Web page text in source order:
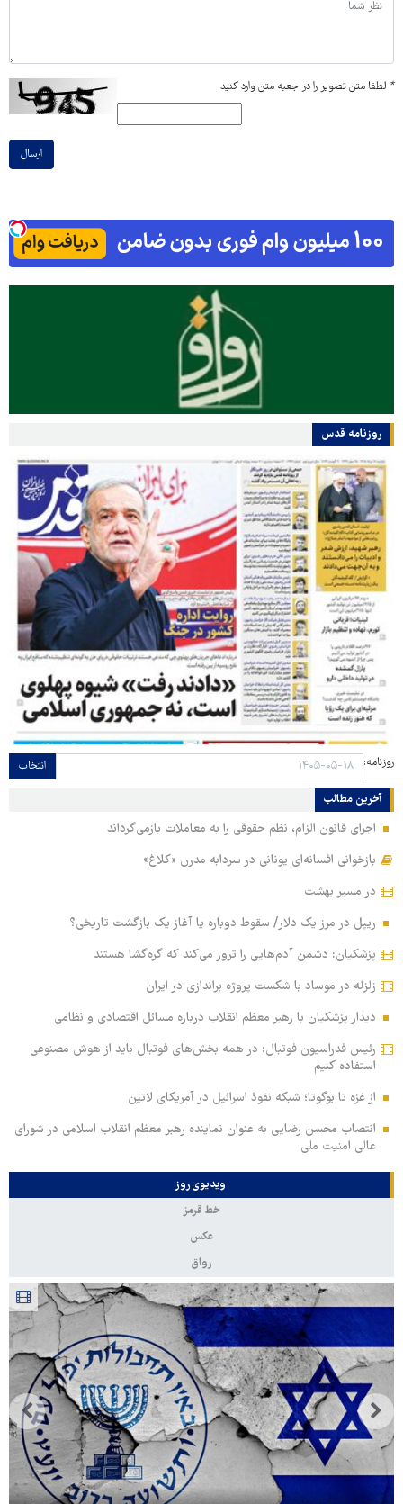
* لطفا متن تصویر را در جعبه متن وارد کنید
ارسال
روزنامه قدس
روزنامه: انتخاب
آخرین مطالب
اجرای قانون الزام، نظم حقوقی را به معاملات بازمی‌گرداند
بازخوانی افسانه‌ای یونانی در سردابه مدرن «کلاغ»
در مسیر بهشت
ریپل در مرز یک دلار/ سقوط دوباره یا آغاز یک بازگشت تاریخی؟
پزشکیان: دشمن آدم‌هایی را ترور می‌کند که گره‌گشا هستند
زلزله در موساد با شکست پروژه براندازی در ایران
دیدار پزشکیان با رهبر معظم انقلاب درباره مسائل اقتصادی و نظامی
رئیس فدراسیون فوتبال: در همه بخش‌های فوتبال باید از هوش مصنوعی
استفاده کنیم
از غزه تا بوگوتا؛ شبکه نفوذ اسرائیل در آمریکای لاتین
انتصاب محسن رضایی به عنوان نماینده رهبر معظم انقلاب اسلامی در شورای
عالی امنیت ملی
ویدیوی روز
خط قرمز
عکس
رواق